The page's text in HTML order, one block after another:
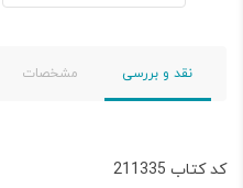
نقد و بررسی مشخصات
کد کتاب 211335